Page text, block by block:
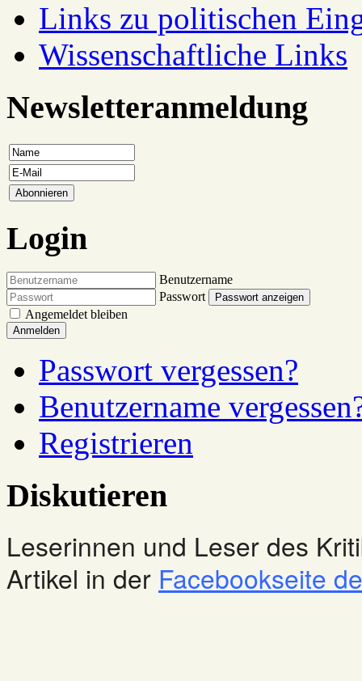
Links zu politischen
Wissenschaftliche Links
Newsletteranmeldung
Login
Benutzername
Passwort
Passwort anzeigen
Angemeldet bleiben
Anmelden
Passwort vergessen?
Benutzername
Registrieren
Diskutieren
Leserinnen und Leser des
Artikel in der Facebookseite